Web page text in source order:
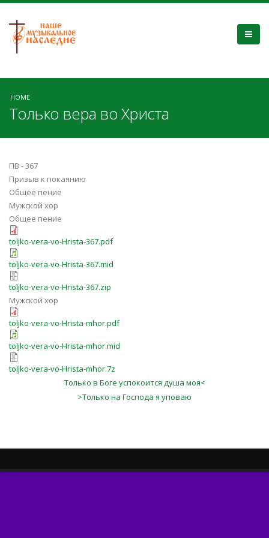
HOME
Только вера во Христа
ПВ - 367
Призыв к покаянию
Общее пение
Мужской хор
Общее пение
toljko-vera-vo-Hrista-367.pdf
toljko-vera-vo-Hrista-367.mid
toljko-vera-vo-Hrista-367.zip
Мужской хор
toljko-vera-vo-Hrista-mhor.pdf
toljko-vera-vo-Hrista-mhor.mid
toljko-vera-vo-Hrista-mhor.7z
Только в Боге успокоится душа моя<
>Только на Господа я уповаю